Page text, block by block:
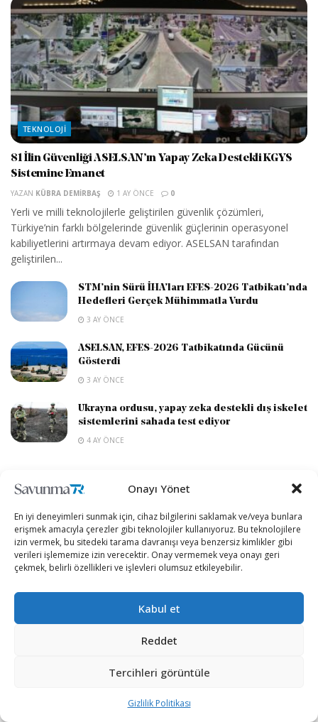
Onayı Yönet
En iyi deneyimleri sunmak için, cihaz bilgilerini saklamak ve/veya bunlara
erişmek amacıyla çerezler gibi teknolojiler kullanıyoruz. Bu teknolojilere
izin vermek, bu sitedeki tarama davranışı veya benzersiz kimlikler gibi
verileri işlememize izin verecektir. Onay vermemek veya onayı geri
çekmek, belirli özellikleri ve işlevleri olumsuz etkileyebilir.
Kabul et
Reddet
Tercihleri görüntüle
Gizlilik Politikası
TEKNOLOJI
81 İlin Güvenliği ASELSAN’ın Yapay Zeka Destekli KGYS
Sistemine Emanet
YAZAN KÜBRA DEMIRBAŞ 1 AY ÖNCE 0
Yerli ve milli teknolojilerle geliştirilen güvenlik çözümleri,
Türkiye’nin farklı bölgelerinde güvenlik güçlerinin operasyonel
kabiliyetlerini artırmaya devam ediyor. ASELSAN tarafından
geliştirilen...
STM’nin Sürü İHA’ları EFES-2026 Tatbikatı’nda
Hedefleri Gerçek Mühimmatla Vurdu
3 AY ÖNCE
ASELSAN, EFES-2026 Tatbikatında Gücünü
Gösterdi
3 AY ÖNCE
Ukrayna ordusu, yapay zeka destekli dış iskelet
sistemlerini sahada test ediyor
4 AY ÖNCE
DEVAMI YÜKLE
Anasayfa Savunma Sanayii
Birleşik Krallık Donanması
DragonFire lazer silah
sistemini 2027’de hizmete
Birleşik Krallık, DragonFire lazer